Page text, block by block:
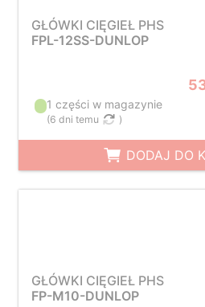
GŁÓWKI CIĘGIEŁ PHS
FPL-12SS-DUNLOP
1 części w magazynie
(6 dni temu )
DODAJ DO
GŁÓWKI CIĘGIEŁ PHS
FP-M10-DUNLOP